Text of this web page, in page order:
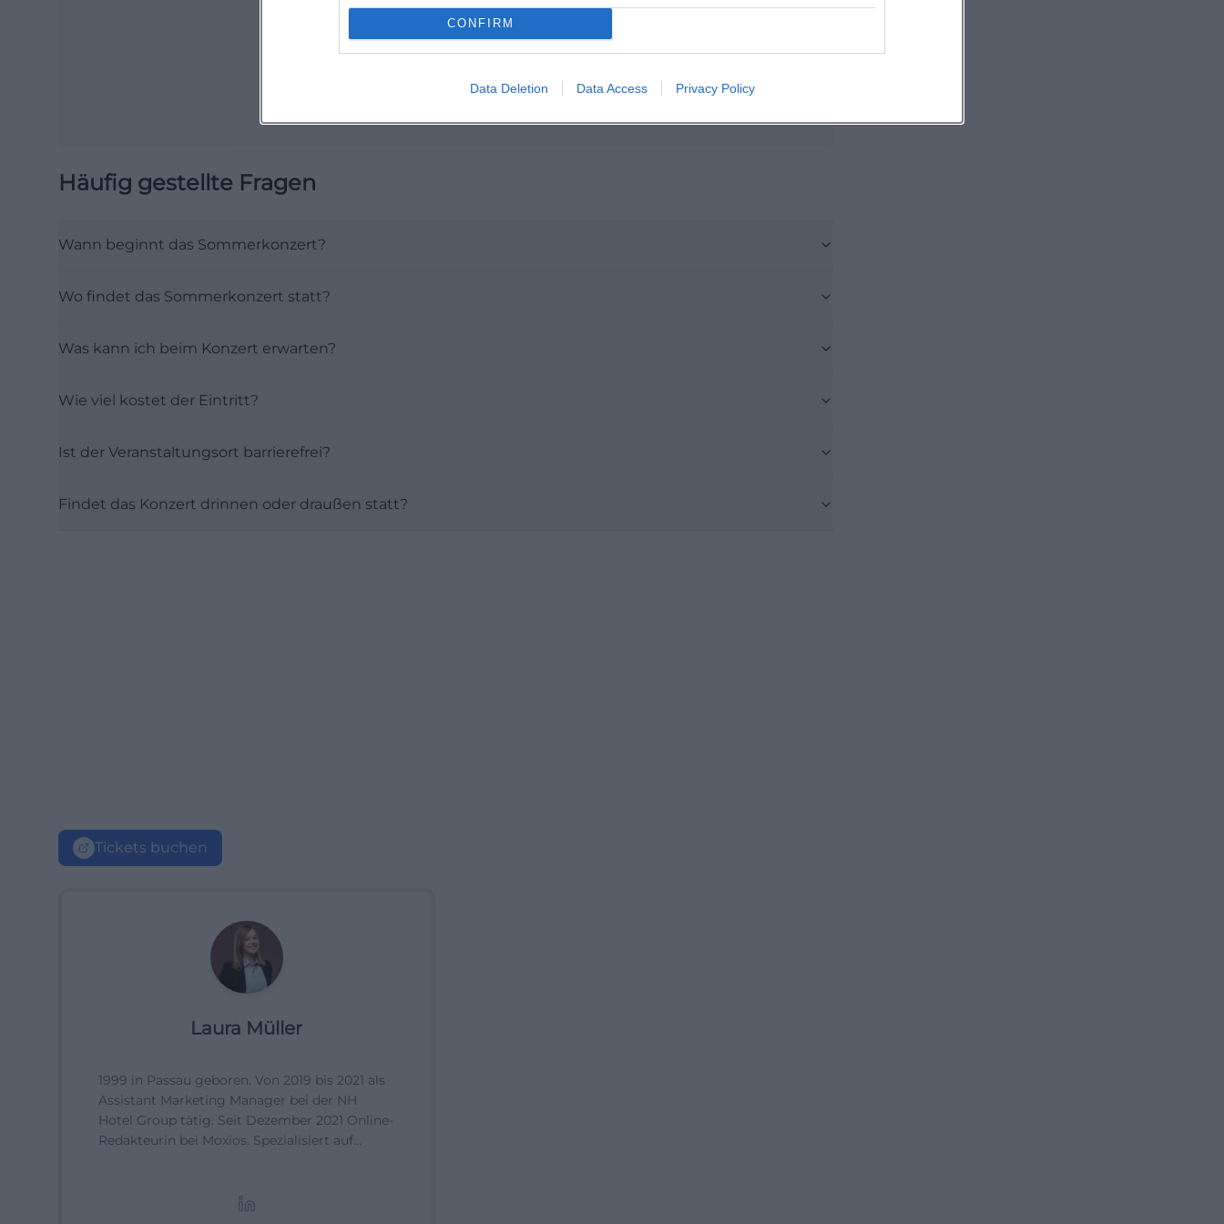
CONFIRM
Data Deletion Data Access Privacy Policy
Häufig gestellte Fragen
Wann beginnt das Sommerkonzert?
Wo findet das Sommerkonzert statt?
Was kann ich beim Konzert erwarten?
Wie viel kostet der Eintritt?
Ist der Veranstaltungsort barrierefrei?
Findet das Konzert drinnen oder draußen statt?
Tickets buchen
Laura Müller
1999 in Passau geboren. Von 2019 bis 2021 als
Assistant Marketing Manager bei der NH
Hotel Group tätig. Seit Dezember 2021 Online-
Redakteurin bei Moxios. Spezialisiert auf